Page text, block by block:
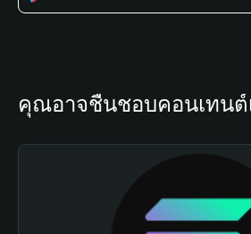
คุณอาจชื่นชอบคอนเทนต์